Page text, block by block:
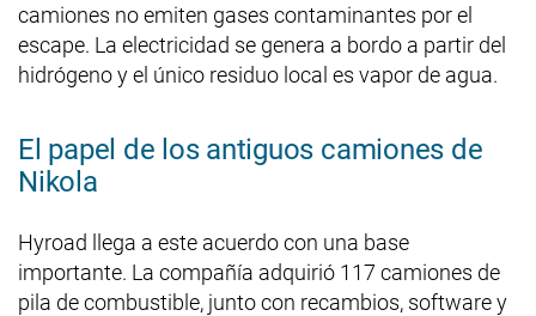
camiones no emiten gases contaminantes por el
escape. La electricidad se genera a bordo a partir del
hidrógeno y el único residuo local es vapor de agua.
El papel de los antiguos camiones de
Nikola
Hyroad llega a este acuerdo con una base
importante. La compañía adquirió 117 camiones de
pila de combustible, junto con recambios, software y